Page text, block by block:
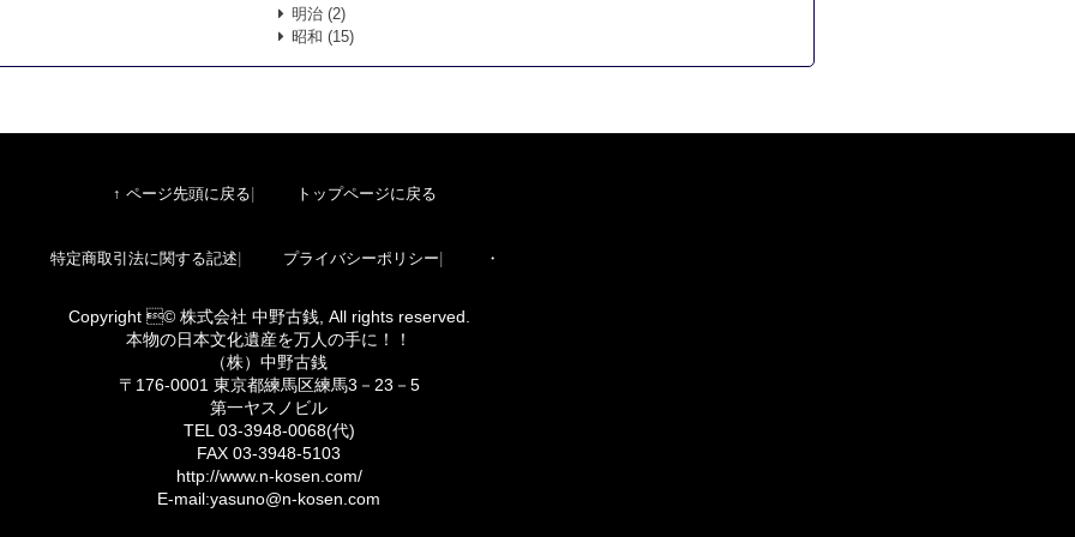
明治 (2)
昭和 (15)
↑ ページ先頭に戻る トップページに戻る
特定商取引法に関する記述 プライバシーポリシー ・
Copyright © 株式会社 中野古銭, All rights reserved.
本物の日本文化遺産を万人の手に！！
（株）中野古銭
〒176-0001 東京都練馬区練馬3－23－5
第一ヤスノビル
TEL 03-3948-0068(代)
FAX 03-3948-5103
http://www.n-kosen.com/
E-mail:yasuno@n-kosen.com